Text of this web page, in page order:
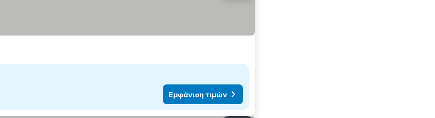
Εμφάνιση τιμών